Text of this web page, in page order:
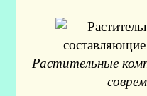
Растительные